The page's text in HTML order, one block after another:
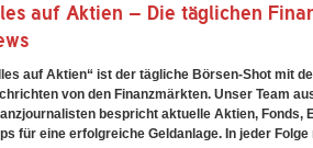
auf Aktien – Die täglichen
auf Aktien“ ist der tägliche Börsen-Shot mit
von den Finanzmärkten. Unser Team
bespricht aktuelle Aktien, Fonds,
für eine erfolgreiche Geldanlage. In jeder Folge